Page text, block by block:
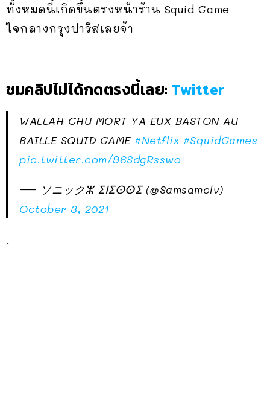
ทั้งหมดนี้เกิดขึ้นตรงหน้าร้าน Squid Game
ใจกลางกรุงปารีสเลยจ้า
ชมคลิปไม่ได้กดตรงนี้เลย: Twitter
WALLAH CHU MORT YA EUX BASTON AU
BAILLE SQUID GAME #Netflix #SquidGames
pic.twitter.com/96SdgRsswo
— ソニックⵣ ⵉⵏⵉⵙⵙⵉ (@Samsamclv)
October 3, 2021
.